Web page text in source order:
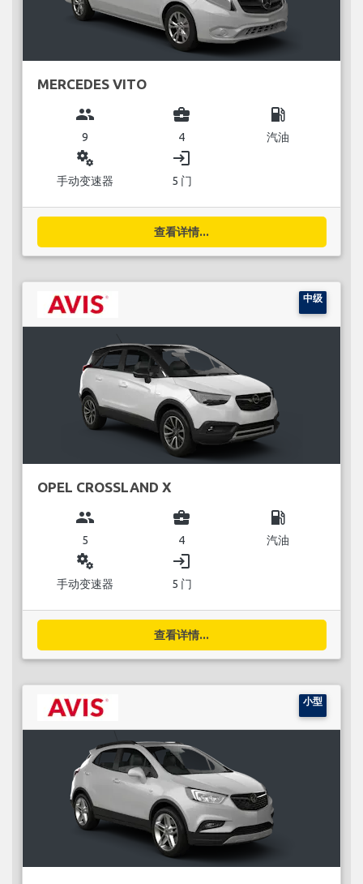
MERCEDES VITO
group
9
business_center
4
local_gas_station
汽油
miscellaneous_services
手动变速器
login
5 门
查看详情...
中级
OPEL CROSSLAND X
group
5
business_center
4
local_gas_station
汽油
miscellaneous_services
手动变速器
login
5 门
查看详情...
小型